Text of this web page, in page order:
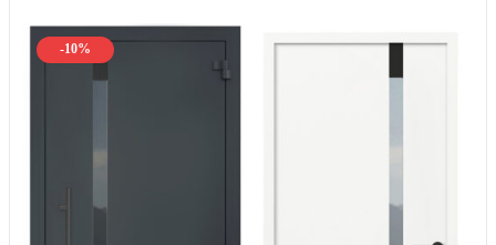
-10%